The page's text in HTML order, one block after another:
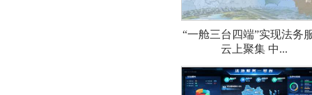
“一舱三台四端”实现法务
云上聚集 中...